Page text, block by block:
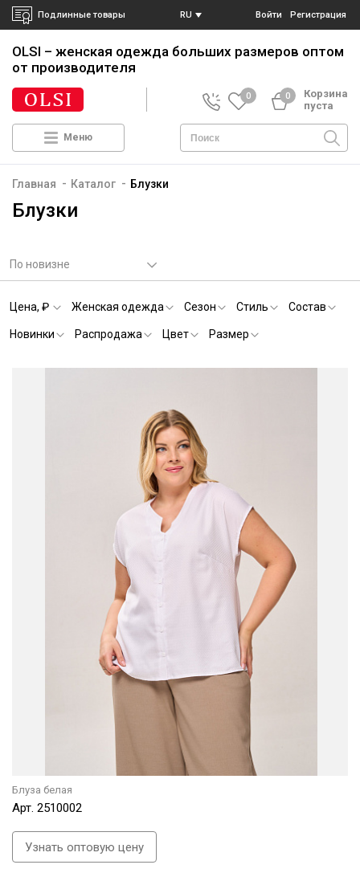
Подлинные товары RU Войти Регистрация
OLSI – женская одежда больших размеров оптом
от производителя
0 0
Корзина
пуста
Меню
Главная - Каталог - Блузки
Блузки
По новизне
Цена, ₽ Женская одежда Сезон Стиль Состав
Новинки Распродажа Цвет Размер
Блуза белая
Арт. 2510002
Узнать оптовую цену